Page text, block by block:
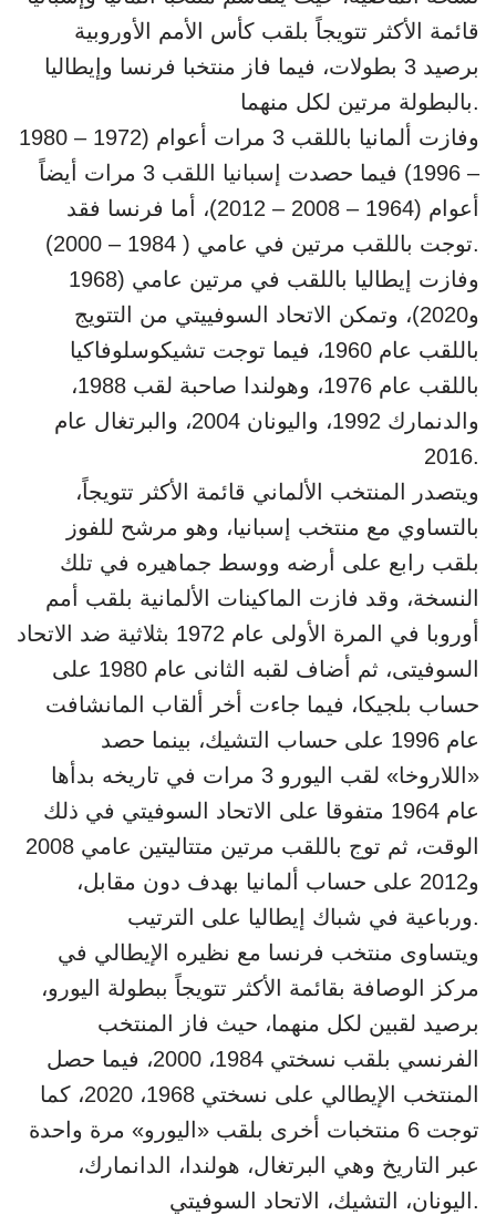
قائمة الأكثر تتويجاً بلقب كأس الأمم الأوروبية
برصيد 3 بطولات، فيما فاز منتخبا فرنسا وإيطاليا
بالبطولة مرتين لكل منهما.
وفازت ألمانيا باللقب 3 مرات أعوام (1972 – 1980
– 1996) فيما حصدت إسبانيا اللقب 3 مرات أيضاً
أعوام (1964 – 2008 – 2012)، أما فرنسا فقد
توجت باللقب مرتين في عامي ( 1984 – 2000).
وفازت إيطاليا باللقب في مرتين عامي (1968
و2020)، وتمكن الاتحاد السوفييتي من التتويج
باللقب عام 1960، فيما توجت تشيكوسلوفاكيا
باللقب عام 1976، وهولندا صاحبة لقب 1988،
والدنمارك 1992، واليونان 2004، والبرتغال عام
2016.
ويتصدر المنتخب الألماني قائمة الأكثر تتويجاً،
بالتساوي مع منتخب إسبانيا، وهو مرشح للفوز
بلقب رابع على أرضه ووسط جماهيره في تلك
النسخة، وقد فازت الماكينات الألمانية بلقب أمم
أوروبا في المرة الأولى عام 1972 بثلاثية ضد الاتحاد
السوفيتى، ثم أضاف لقبه الثانى عام 1980 على
حساب بلجيكا، فيما جاءت أخر ألقاب المانشافت
عام 1996 على حساب التشيك، بينما حصد
«اللاروخا» لقب اليورو 3 مرات في تاريخه بدأها
عام 1964 متفوقا على الاتحاد السوفيتي في ذلك
الوقت، ثم توج باللقب مرتين متتاليتين عامي 2008
و2012 على حساب ألمانيا بهدف دون مقابل،
ورباعية في شباك إيطاليا على الترتيب.
ويتساوى منتخب فرنسا مع نظيره الإيطالي في
مركز الوصافة بقائمة الأكثر تتويجاً ببطولة اليورو،
برصيد لقبين لكل منهما، حيث فاز المنتخب
الفرنسي بلقب نسختي 1984، 2000، فيما حصل
المنتخب الإيطالي على نسختي 1968، 2020، كما
توجت 6 منتخبات أخرى بلقب «اليورو» مرة واحدة
عبر التاريخ وهي البرتغال، هولندا، الدانمارك،
اليونان، التشيك، الاتحاد السوفيتي.